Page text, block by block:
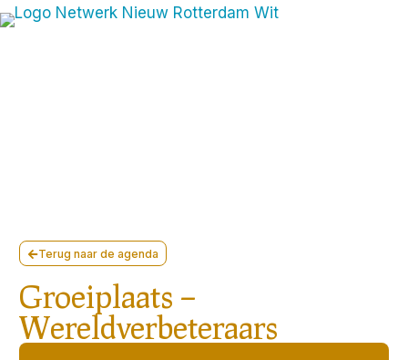
Terug naar de agenda
Groeiplaats –
Wereldverbeteraars